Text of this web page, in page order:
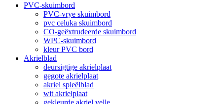
PVC-skuimbord
PVC-vrye skuimbord
pvc celuka skuimbord
CO-geëxtrudeerde skuimbord
WPC-skuimbord
kleur PVC bord
Akrielblad
deursigtige akrielplaat
gegote akrielplaat
akriel spieëlblad
wit akrielplaat
gekleurde akriel velle